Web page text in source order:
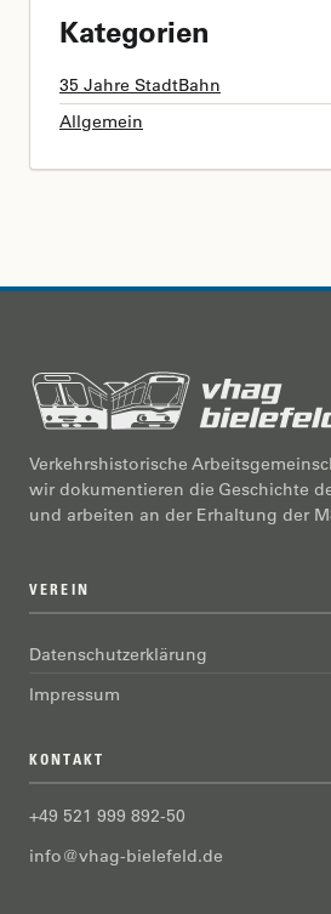
Kategorien
35 Jahre StadtBahn
Allgemein
Verkehrshistorische
wir dokumentieren die Geschichte
und arbeiten an der Erhaltung der
VEREIN
Datenschutzerklärung
Impressum
KONTAKT
+49 521 999 892-50
info@vhag-bielefeld.de